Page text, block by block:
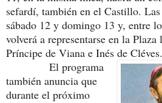
sefardí, también en el Castillo.
sábado 12 y domingo 13 y, entre
volverá a representarse en la
Príncipe de Viana e Inés de Cléves.
El programa
también anuncia que
durante el próximo